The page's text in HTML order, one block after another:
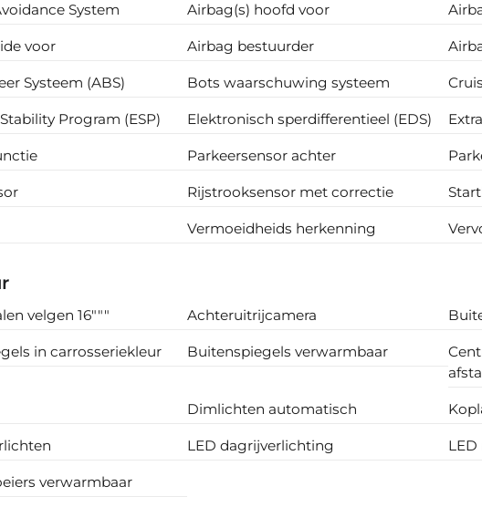
System Airbag(s) hoofd voor
voor Airbag bestuurder
Systeem (ABS) Bots waarschuwing systeem
Program (ESP) Elektronisch sperdifferentieel (EDS)
Parkeersensor achter
Rijstrooksensor met correctie
Vermoeidheids herkenning
velgen 16""" Achteruitrijcamera
in carrosseriekleur Buitenspiegels verwarmbaar
Dimlichten automatisch
LED dagrijverlichting
verwarmbaar